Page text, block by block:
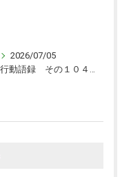
2026/07/05
行動語録 その１０４０ 行動あるのみ！